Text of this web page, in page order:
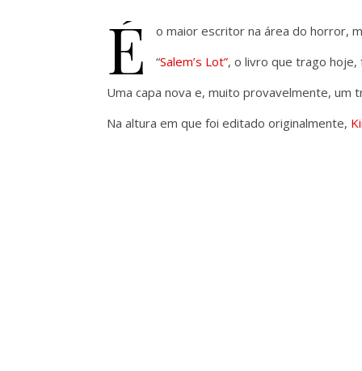
É
o maior escritor na área do horror,
“Salem’s Lot”, o livro que trago
Uma capa nova e, muito provavelmente,
Na altura em que foi editado originalmente,